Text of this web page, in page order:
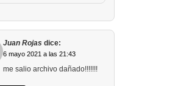
Juan Rojas dice:
6 mayo 2021 a las 21:43
me salio archivo dañado!!!!!!!